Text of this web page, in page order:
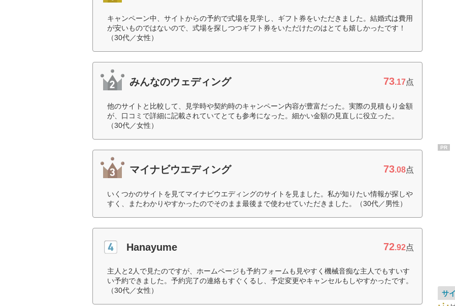
キャンペーン中、サイトからの予約で式場を見学し、ギフト券をいただきました。結婚式は費用
が安いものではないので、式場を探しつつギフト券をいただけたのはとても嬉しかったです！
（30代／女性）
みんなのウェディング 73.17点
他のサイトと比較して、見学時や契約時のキャンペーン内容が豊富だった。実際の見積もり金額
が、口コミで詳細に記載されていてとても参考になった。細かい金額の見直しに役立った。
（30代／女性）
マイナビウエディング 73.08点
いくつかのサイトを見てマイナビウエディングのサイトを見ました。私が知りたい情報が探しや
すく、またわかりやすかったのでそのまま最後まで使わせていただきました。（30代／男性）
Hanayume 72.92点
主人と2人で見たのですが、ホームページも予約フォームも見やすく機械音痴な主人でもすいす
い予約できました。予約完了の連絡もすぐくるし、予定変更やキャンセルもしやすかったです。
（30代／女性）
PR
サ